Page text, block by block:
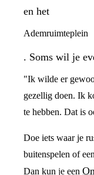
en het
Ademruimteplein
. Soms wil je
"Ik wilde er
gezellig doen. Ik
te hebben. Dat is
Doe iets waar je
buitenspelen of
Dan kun je een